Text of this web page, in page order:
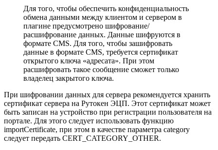
Для того, чтобы обеспечить конфиденциальность
обмена данными между клиентом и сервером в
плагине предусмотрено шифрование/
расшифрование данных. Данные шифруются в
формате CMS. Для того, чтобы зашифровать
данные в формате CMS, требуется сертификат
открытого ключа «адресата». При этом
расшифровать такое сообщение сможет только
владелец закрытого ключа.
При шифровании данных для сервера рекомендуется хранить
сертификат сервера на Рутокен ЭЦП. Этот сертификат может
быть записан на устройство при регистрации пользователя на
портале. Для этого следует использовать функцию
importCertificate, при этом в качестве параметра category
следует передать CERT_CATEGORY_OTHER.